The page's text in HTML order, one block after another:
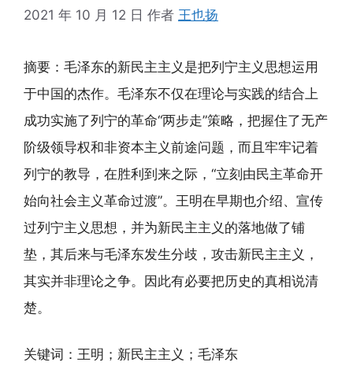
2021 年 10 月 12 日 作者 王也扬
摘要：毛泽东的新民主主义是把列宁主义思想运用
于中国的杰作。毛泽东不仅在理论与实践的结合上
成功实施了列宁的革命“两步走”策略，把握住了无产
阶级领导权和非资本主义前途问题，而且牢牢记着
列宁的教导，在胜利到来之际，“立刻由民主革命开
始向社会主义革命过渡”。王明在早期也介绍、宣传
过列宁主义思想，并为新民主主义的落地做了铺
垫，其后来与毛泽东发生分歧，攻击新民主主义，
其实并非理论之争。因此有必要把历史的真相说清
楚。
关键词：王明；新民主主义；毛泽东